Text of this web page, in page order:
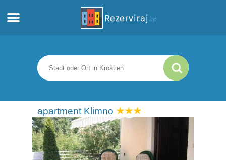
Apartments
Touristeninformation
Strände
webcams
apartment Klimno